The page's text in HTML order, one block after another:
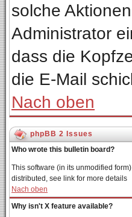
solche
Administrator
dass die
die E-Mail
Nach oben
phpBB 2 Issues
Who wrote this bulletin board?
This software (in its unmodified
distributed, see link for more details
Nach oben
Why isn't X feature available?